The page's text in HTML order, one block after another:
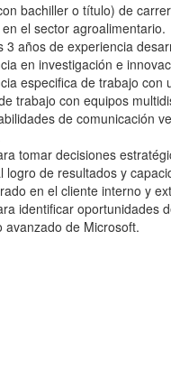
bachiller o título) de
el sector agroalimentario.
3 años de experiencia
en investigación e
especifica de trabajo con
trabajo con equipos
de comunicación
tomar decisiones
logro de resultados y
en el cliente interno y
identificar oportunidades
avanzado de Microsoft.